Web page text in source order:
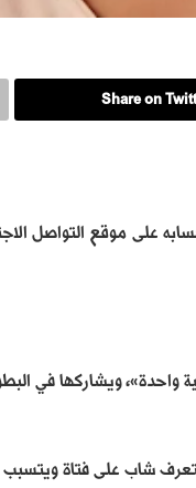
Share on
على موقع التواصل
واحدة»، ويشاركها في
شاب على فتاة